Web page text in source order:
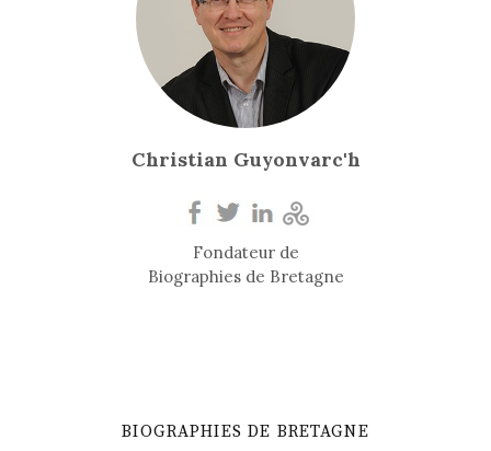
Christian Guyonvarc'h
Fondateur de
Biographies de Bretagne
BIOGRAPHIES DE BRETAGNE